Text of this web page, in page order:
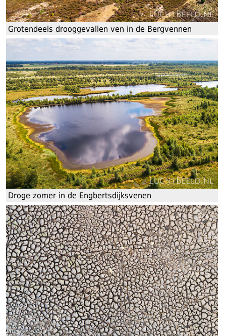
Grotendeels drooggevallen ven in de Bergvennen
Droge zomer in de Engbertsdijksvenen